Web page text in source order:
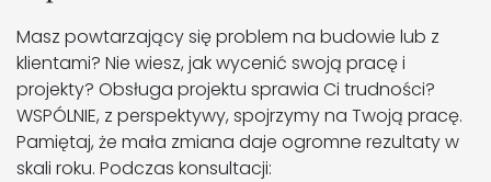
Masz powtarzający się problem na budowie lub z
klientami? Nie wiesz, jak wycenić swoją pracę i
projekty? Obsługa projektu sprawia Ci trudności?
WSPÓLNIE, z perspektywy, spojrzymy na Twoją pracę.
Pamiętaj, że mała zmiana daje ogromne rezultaty w
skali roku. Podczas konsultacji: